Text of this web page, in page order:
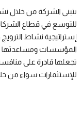
تتبنى الشركة من خلال
للتوسع في قطاع
إستراتيجية نشاط
المؤسسات ومساعدتها
تجعلها قادرة على
للإستثمارات سواء من